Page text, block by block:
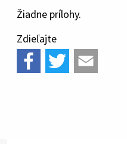
Žiadne prílohy.
Zdieľajte